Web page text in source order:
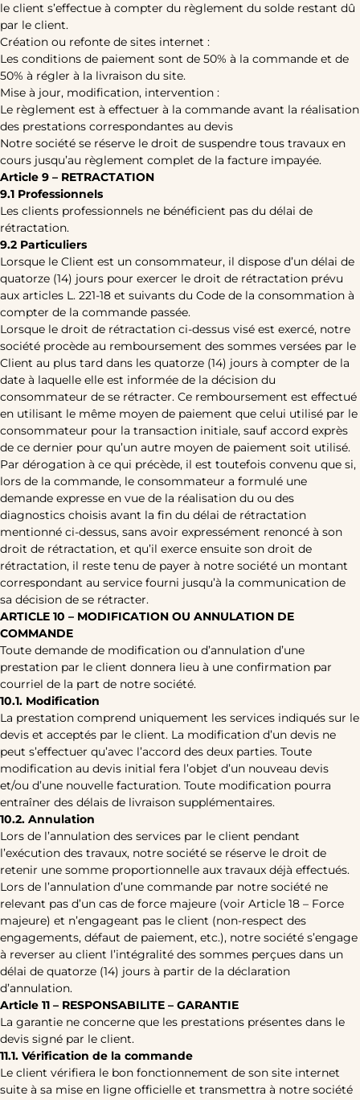
le client s’effectue à compter du règlement du solde restant dû
par le client.
Création ou refonte de sites internet :
Les conditions de paiement sont de 50% à la commande et de
50% à régler à la livraison du site.
Mise à jour, modification, intervention :
Le règlement est à effectuer à la commande avant la réalisation
des prestations correspondantes au devis
Notre société se réserve le droit de suspendre tous travaux en
cours jusqu’au règlement complet de la facture impayée.
Article 9 – RETRACTATION
9.1 Professionnels
Les clients professionnels ne bénéficient pas du délai de
rétractation.
9.2 Particuliers
Lorsque le Client est un consommateur, il dispose d’un délai de
quatorze (14) jours pour exercer le droit de rétractation prévu
aux articles L. 221-18 et suivants du Code de la consommation à
compter de la commande passée.
Lorsque le droit de rétractation ci-dessus visé est exercé, notre
société procède au remboursement des sommes versées par le
Client au plus tard dans les quatorze (14) jours à compter de la
date à laquelle elle est informée de la décision du
consommateur de se rétracter. Ce remboursement est effectué
en utilisant le même moyen de paiement que celui utilisé par le
consommateur pour la transaction initiale, sauf accord exprès
de ce dernier pour qu’un autre moyen de paiement soit utilisé.
Par dérogation à ce qui précède, il est toutefois convenu que si,
lors de la commande, le consommateur a formulé une
demande expresse en vue de la réalisation du ou des
diagnostics choisis avant la fin du délai de rétractation
mentionné ci-dessus, sans avoir expressément renoncé à son
droit de rétractation, et qu’il exerce ensuite son droit de
rétractation, il reste tenu de payer à notre société un montant
correspondant au service fourni jusqu’à la communication de
sa décision de se rétracter.
ARTICLE 10 – MODIFICATION OU ANNULATION DE
COMMANDE
Toute demande de modification ou d’annulation d’une
prestation par le client donnera lieu à une confirmation par
courriel de la part de notre société.
10.1. Modification
La prestation comprend uniquement les services indiqués sur le
devis et acceptés par le client. La modification d’un devis ne
peut s’effectuer qu’avec l’accord des deux parties. Toute
modification au devis initial fera l’objet d’un nouveau devis
et/ou d’une nouvelle facturation. Toute modification pourra
entraîner des délais de livraison supplémentaires.
10.2. Annulation
Lors de l’annulation des services par le client pendant
l’exécution des travaux, notre société se réserve le droit de
retenir une somme proportionnelle aux travaux déjà effectués.
Lors de l’annulation d’une commande par notre société ne
relevant pas d’un cas de force majeure (voir Article 18 – Force
majeure) et n’engageant pas le client (non-respect des
engagements, défaut de paiement, etc.), notre société s’engage
à reverser au client l’intégralité des sommes perçues dans un
délai de quatorze (14) jours à partir de la déclaration
d’annulation.
Article 11 – RESPONSABILITE – GARANTIE
La garantie ne concerne que les prestations présentes dans le
devis signé par le client.
11.1. Vérification de la commande
Le client vérifiera le bon fonctionnement de son site internet
suite à sa mise en ligne officielle et transmettra à notre société